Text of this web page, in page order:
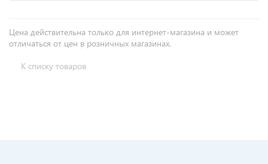
Цена действительна только для интернет-магазина и может
отличаться от цен в розничных магазинах.
К списку товаров